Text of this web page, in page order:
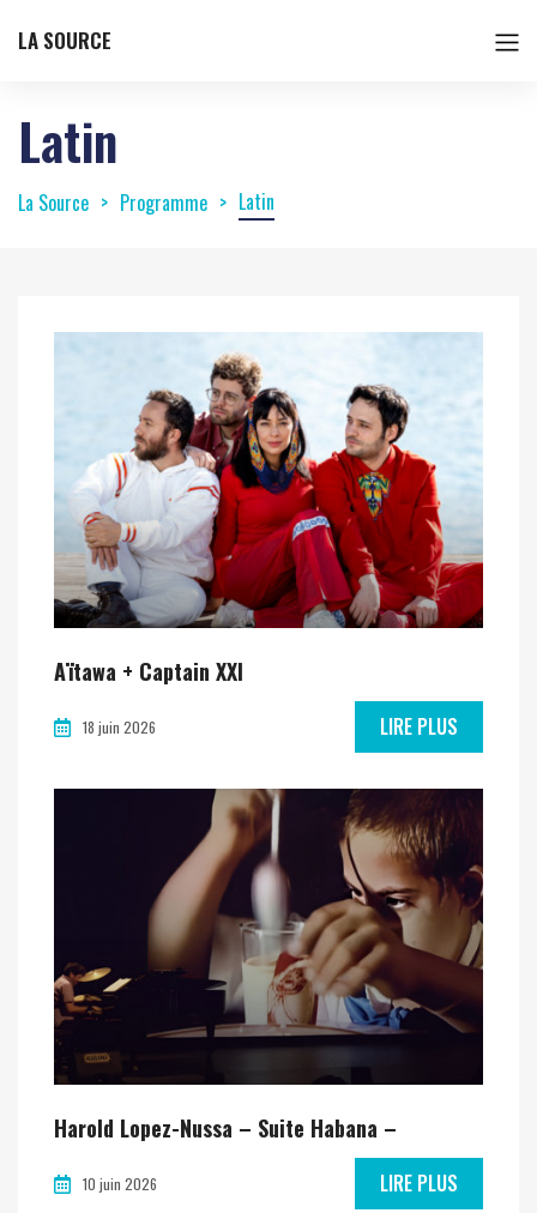
LA SOURCE
Latin
La Source Programme Latin
Aïtawa + Captain XXI
18 juin 2026 LIRE PLUS
Harold Lopez-Nussa – Suite Habana –
10 juin 2026 LIRE PLUS